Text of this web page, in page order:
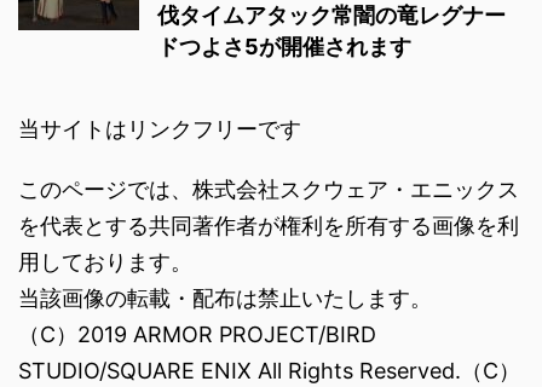
伐タイムアタック常闇の竜レグナー
ドつよさ5が開催されます
当サイトはリンクフリーです
このページでは、株式会社スクウェア・エニックス
を代表とする共同著作者が権利を所有する画像を利
用しております。
当該画像の転載・配布は禁止いたします。
（C）2019 ARMOR PROJECT/BIRD
STUDIO/SQUARE ENIX All Rights Reserved.（C）